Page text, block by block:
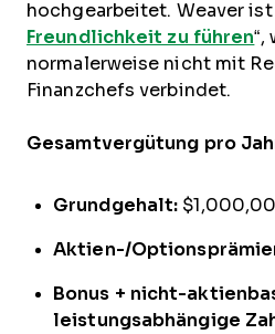
hochgearbeitet. Weaver ist
Freundlichkeit zu führen“,
normalerweise nicht mit
Finanzchefs verbindet.
Gesamtvergütung pro
Grundgehalt:
Aktien-/
Bonus + nicht-
leistungsabhängige